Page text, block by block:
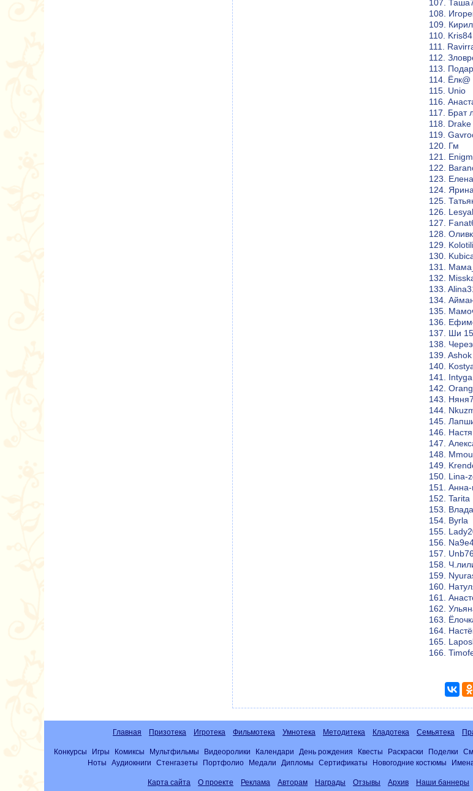
107.
108.
109.
110. Kris84
111.
112.
113.
114. Ёлк@
115. Unio
116.
117. Брат
118. Drake
119.
120. Гм
121.
122.
123.
124.
125.
126.
127.
128.
129.
130.
131.
132.
133.
134.
135.
136.
137. Ши 15
138.
139. Ashok
140.
141. Intyga
142.
143.
144.
145.
146.
147.
148.
149.
150. Lina-
151.
152. Tarita
153.
154. Byrla
155.
156.
157. Unb76
158.
159.
160.
161.
162.
163.
164.
165.
166.
Главная Призотека Игротека Фильмотека Умнотека Методитека Кладотека Семьятека
Конкурсы Игры Комиксы Мультфильмы Видеоролики Календари День рождения Квесты Раскраски Поделки
Ноты
Аудиокниги Стенгазеты Портфолио Медали Дипломы Сертификаты Новогодние костюмы
Карта сайта О проекте Реклама Авторам Награды Отзывы Архив Наши баннеры